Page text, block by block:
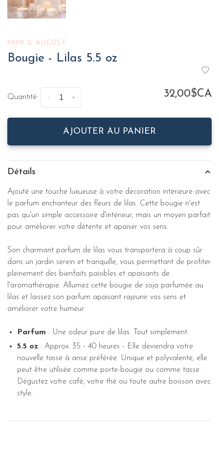
MIMI & AUGUST
Bougie - Lilas 5.5 oz
Quantité: +
- 32,00$CA
AJOUTER AU PANIER
Détails
Ajouté une touche luxueuse à votre décoration intérieure avec
le parfum enchanteur des fleurs de lilas. Cette bougie n'est
pas qu'un simple accessoire d'intérieur, mais un moyen parfait
pour améliorer votre détente et apaiser vos sens.
Son charmant parfum de lilas vous transportera à coup sûr
dans un jardin serein et tranquille, vous permettant de profiter
pleinement des bienfaits paisibles et apaisants de
l'aromathérapie. Allumez cette bougie de soja parfumée au
lilas et laissez son parfum apaisant rajeunir vos sens et
améliorer votre humeur.
Parfum : Une odeur pure de lilas. Tout simplement.
5.5 oz : Approx. 35 - 40 heures - Elle deviendra votre
nouvelle tasse à anse préférée. Unique et polyvalente, elle
peut être utilisée comme porte-bougie ou comme tasse.
Dégustez votre café, votre thé ou toute autre boisson avec
style.